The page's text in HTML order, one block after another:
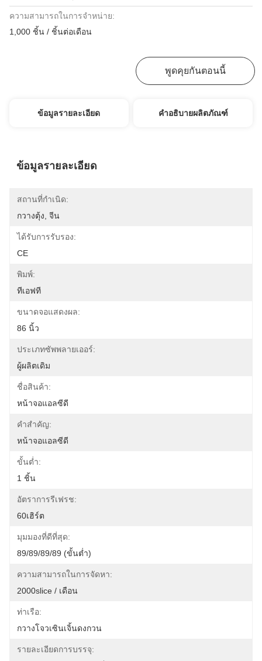
ความสามารถในการจําหน่าย:
1,000 ชิ้น / ชิ้นต่อเดือน
พูดคุยกันตอนนี้
ข้อมูลรายละเอียด คำอธิบายผลิตภัณฑ์
ข้อมูลรายละเอียด
สถานที่กำเนิด:
กวางตุ้ง, จีน
ได้รับการรับรอง:
CE
พิมพ์:
ทีเอฟที
ขนาดจอแสดงผล:
86 นิ้ว
ประเภทซัพพลายเออร์:
ผู้ผลิตเดิม
ชื่อสินค้า:
หน้าจอแอลซีดี
คำสำคัญ:
หน้าจอแอลซีดี
ขั้นต่ำ:
1 ชิ้น
อัตราการรีเฟรช:
60เฮิร์ต
มุมมองที่ดีที่สุด:
89/89/89/89 (ขั้นต่ำ)
ความสามารถในการจัดหา:
2000slice / เดือน
ท่าเรือ:
กวางโจวเซินเจิ้นดงกวน
รายละเอียดการบรรจุ: